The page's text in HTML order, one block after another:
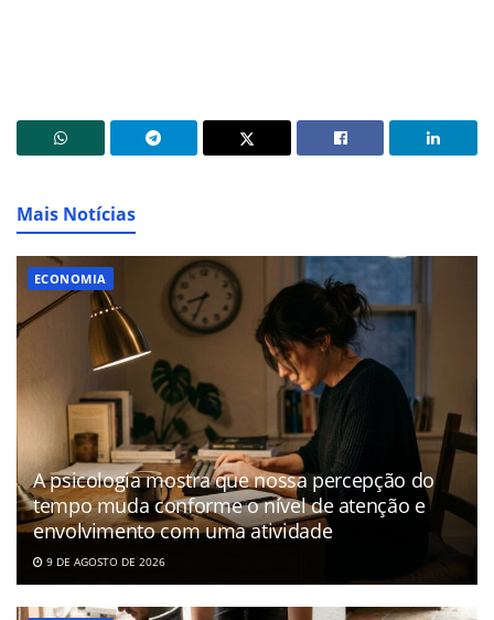
Mais Notícias
ECONOMIA
A psicologia mostra que nossa percepção do
tempo muda conforme o nível de atenção e
envolvimento com uma atividade
9 DE AGOSTO DE 2026